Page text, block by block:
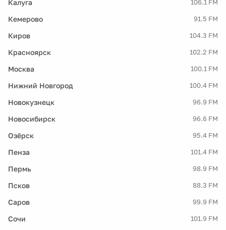
Калуга 106.1 FM
Кемерово 91.5 FM
Киров 104.3 FM
Красноярск 102.2 FM
Москва 100.1 FM
Нижний Новгород 100.4 FM
Новокузнецк 96.9 FM
Новосибирск 96.6 FM
Озёрск 95.4 FM
Пенза 101.4 FM
Пермь 98.9 FM
Псков 88.3 FM
Саров 99.9 FM
Сочи 101.9 FM